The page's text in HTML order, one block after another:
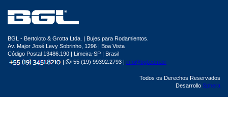
BGL - Bertoloto & Grotta Ltda. | Bujes para Rodamientos.
Av. Major José Levy Sobrinho, 1296 | Boa Vista
Código Postal 13486.190 | Limeira-SP | Brasil
|
+55 (19) 99392.2793 | info@bgl.com.br
Todos os Derechos Reservados
Desarrollo Sphera